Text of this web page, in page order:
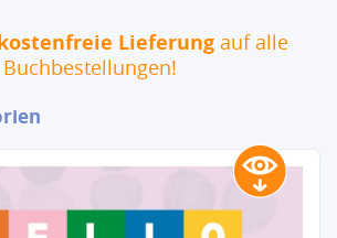
Lieferung auf alle
Buchbestellungen!